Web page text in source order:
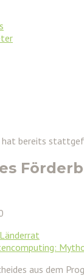
hat bereits
aus dem